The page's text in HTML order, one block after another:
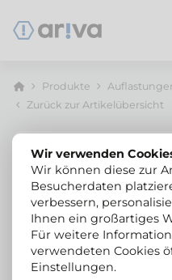
Produkte
Zurück zur Artikelübersicht
Wir verwenden
Wir können diese zur
Besucherdaten
verbessern,
Ihnen ein großartiges
Für weitere
verwendeten Cookies
Einstellungen.